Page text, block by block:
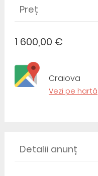
Preț
1 600,00 €
Craiova
Vezi pe hartă
Detalii anunț